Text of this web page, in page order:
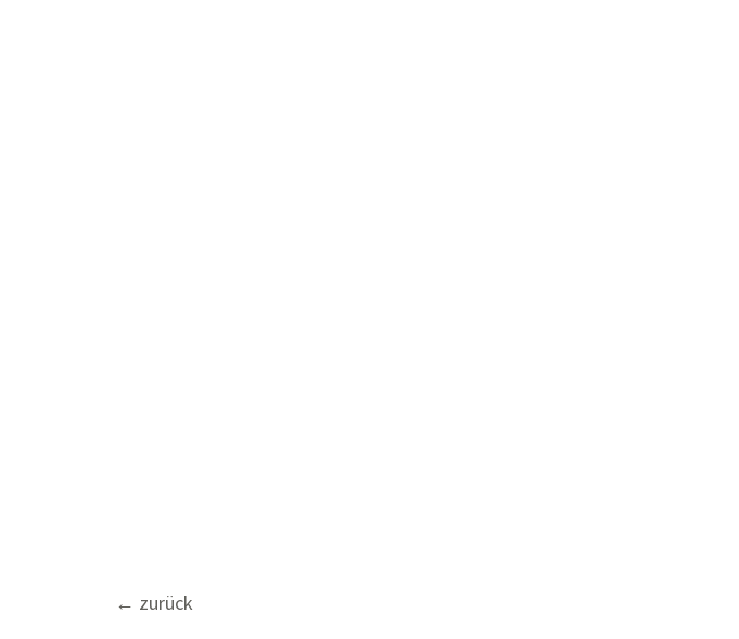
Beitragsnavigation
← zurück